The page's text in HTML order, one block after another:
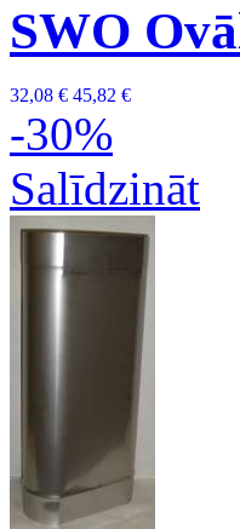
SWO
32,08 € 45,82 €
-30%
Salīdzināt